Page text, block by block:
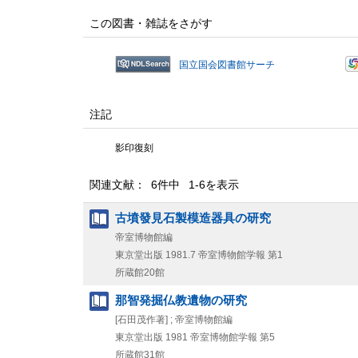
この図書・雑誌をさがす
国立国会図書館サーチ
注記
影印復刻
関連文献： 6件中 1-6を表示
古墳發見石製模造器具の研究
帝室博物館編
東京堂出版 1981.7 帝室博物館学報 第1
所蔵館20館
那智発掘仏教遺物の研究
[石田茂作著] ; 帝室博物館編
東京堂出版 1981 帝室博物館学報 第5
所蔵館31館